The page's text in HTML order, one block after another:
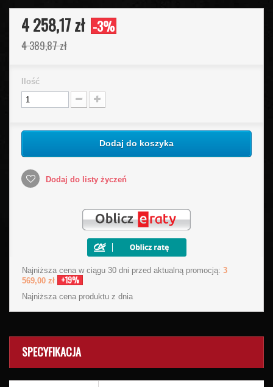
4 258,17 zł -3%
4 389,87 zł
Ilość
Dodaj do koszyka
Dodaj do listy życzeń
Najniższa cena w ciągu 30 dni przed aktualną promocją: 3
569,00 zł
+19%
Najniższa cena produktu z dnia
SPECYFIKACJA